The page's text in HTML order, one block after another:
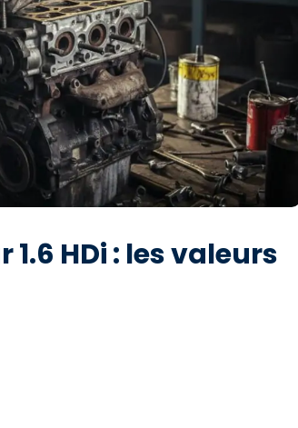
HDi : les valeurs